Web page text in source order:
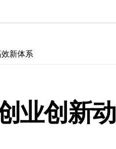
新体系
业创新